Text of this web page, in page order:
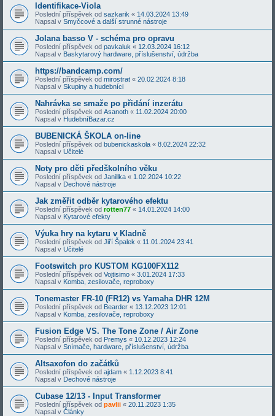
Identifikace-Viola
Poslední příspěvek od sazkarik « 14.03.2024 13:49
Napsal v Smyčcové a další strunné nástroje
Jolana basso V - schéma pro opravu
Poslední příspěvek od pavkaluk « 12.03.2024 16:12
Napsal v Baskytarový hardware, příslušenství, údržba
https://bandcamp.com/
Poslední příspěvek od mirostrat « 20.02.2024 8:18
Napsal v Skupiny a hudebníci
Nahrávka se smaže po přidání inzerátu
Poslední příspěvek od Asanoth « 11.02.2024 20:00
Napsal v HudebníBazar.cz
BUBENICKÁ ŠKOLA on-line
Poslední příspěvek od bubenickaskola « 8.02.2024 22:32
Napsal v Učitelé
Noty pro děti předškolního věku
Poslední příspěvek od Janillka « 1.02.2024 10:22
Napsal v Dechové nástroje
Jak změřit odběr kytarového efektu
Poslední příspěvek od rotten77 « 14.01.2024 14:00
Napsal v Kytarové efekty
Výuka hry na kytaru v Kladně
Poslední příspěvek od Jiří Špalek « 11.01.2024 23:41
Napsal v Učitelé
Footswitch pro KUSTOM KG100FX112
Poslední příspěvek od Vojtisimo « 3.01.2024 17:33
Napsal v Komba, zesilovače, reproboxy
Tonemaster FR-10 (FR12) vs Yamaha DHR 12M
Poslední příspěvek od Bearder « 13.12.2023 12:01
Napsal v Komba, zesilovače, reproboxy
Fusion Edge VS. The Tone Zone / Air Zone
Poslední příspěvek od Premys « 10.12.2023 12:24
Napsal v Snímače, hardware, příslušenství, údržba
Altsaxofon do začátků
Poslední příspěvek od ajdam « 1.12.2023 8:41
Napsal v Dechové nástroje
Cubase 12/13 - Input Transformer
Poslední příspěvek od pavlii « 20.11.2023 1:35
Napsal v Články